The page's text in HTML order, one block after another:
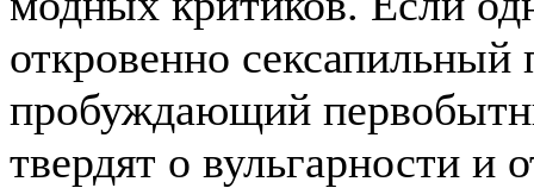
откровенно сексапильный
пробуждающий
твердят о вульгарности и